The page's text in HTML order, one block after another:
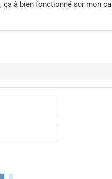
à bien fonctionné sur mon